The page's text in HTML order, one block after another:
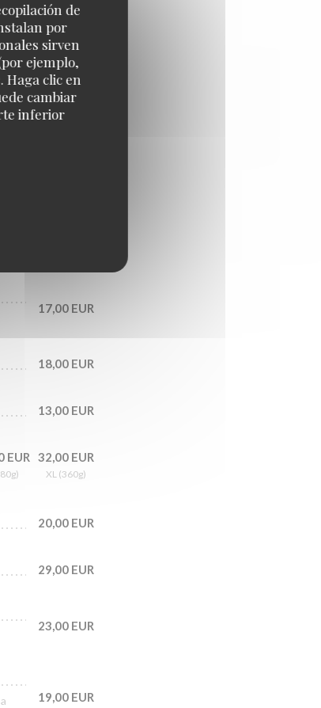
de
por
sirven
ejemplo,
Haga clic en
cambiar
inferior
18,00 EUR
16,00 EUR
17,00 EUR
18,00 EUR
13,00 EUR
EUR 32,00 EUR
XL (360g)
20,00 EUR
29,00 EUR
23,00 EUR
19,00 EUR